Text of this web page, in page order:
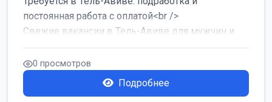
постоянная работа с оплатой<br />
Свежие вакансии в Тель-Авиве для мужчин и
женщин от хозя...
0 просмотров
Подробнее